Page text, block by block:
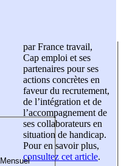
par France travail,
Cap emploi et ses
partenaires pour ses
actions concrètes en
faveur du recrutement,
de l’intégration et de
l’accompagnement de
ses collaborateurs en
situation de handicap.
Pour en savoir plus,
consultez cet article.